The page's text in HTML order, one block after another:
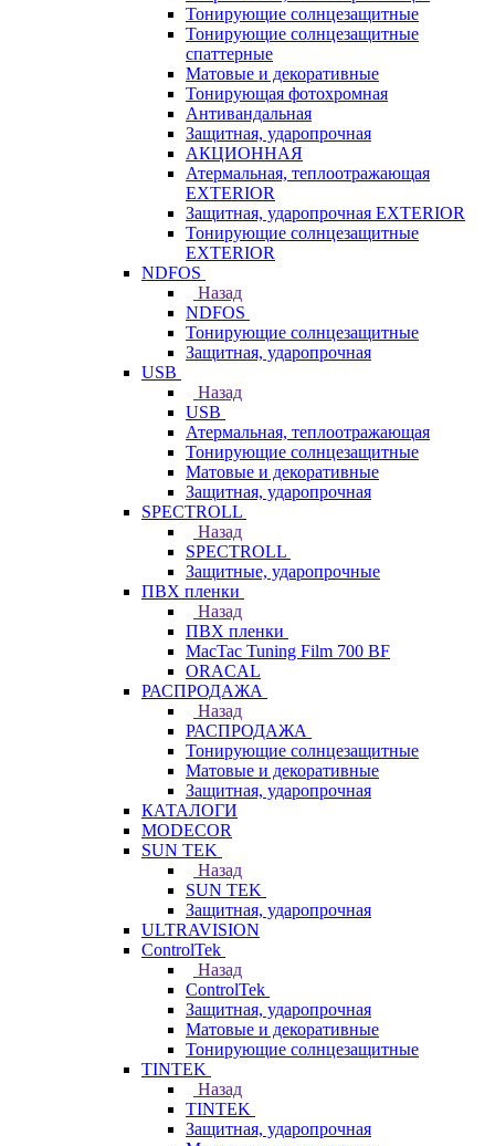
Тонирующие солнцезащитные
Тонирующие солнцезащитные
спаттерные
Матовые и декоративные
Тонирующая фотохромная
Антивандальная
Защитная, ударопрочная
АКЦИОННАЯ
Атермальная, теплоотражающая
EXTERIOR
Защитная, ударопрочная EXTERIOR
Тонирующие солнцезащитные
EXTERIOR
NDFOS
Назад
NDFOS
Тонирующие солнцезащитные
Защитная, ударопрочная
USB
Назад
USB
Атермальная, теплоотражающая
Тонирующие солнцезащитные
Матовые и декоративные
Защитная, ударопрочная
SPECTROLL
Назад
SPECTROLL
Защитные, ударопрочные
ПВХ пленки
Назад
ПВХ пленки
MacTac Tuning Film 700 BF
ORACAL
РАСПРОДАЖА
Назад
РАСПРОДАЖА
Тонирующие солнцезащитные
Матовые и декоративные
Защитная, ударопрочная
КАТАЛОГИ
MODECOR
SUN TEK
Назад
SUN TEK
Защитная, ударопрочная
ULTRAVISION
ControlTek
Назад
ControlTek
Защитная, ударопрочная
Матовые и декоративные
Тонирующие солнцезащитные
TINTEK
Назад
TINTEK
Защитная, ударопрочная